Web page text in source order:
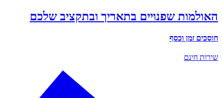
שפנויים בתאריך ובתקציב שלכם
זמן וכסף
חינם